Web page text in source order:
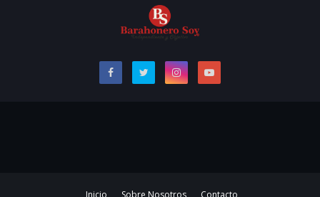
Inicio Sobre Nosotros Contacto